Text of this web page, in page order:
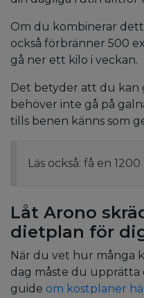
Om du kombinerar
också förbränner 500
gå ner ett kilo i veckan.
Det betyder att du kan
behöver inte gå på
tills benen känns som
Läs också: få en
Låt Arono
dietplan för
När du vet hur många
dag måste du upprätta
guide om kostplaner